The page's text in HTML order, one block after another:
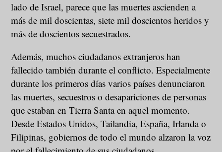
lado de Israel, parece que las muertes ascienden a
más de mil doscientas, siete mil doscientos heridos y
más de doscientos secuestrados.
Además, muchos ciudadanos extranjeros han
fallecido también durante el conflicto. Especialmente
durante los primeros días varios países denunciaron
las muertes, secuestros o desapariciones de personas
que estaban en Tierra Santa en aquel momento.
Desde Estados Unidos, Tailandia, España, Irlanda o
Filipinas, gobiernos de todo el mundo alzaron la voz